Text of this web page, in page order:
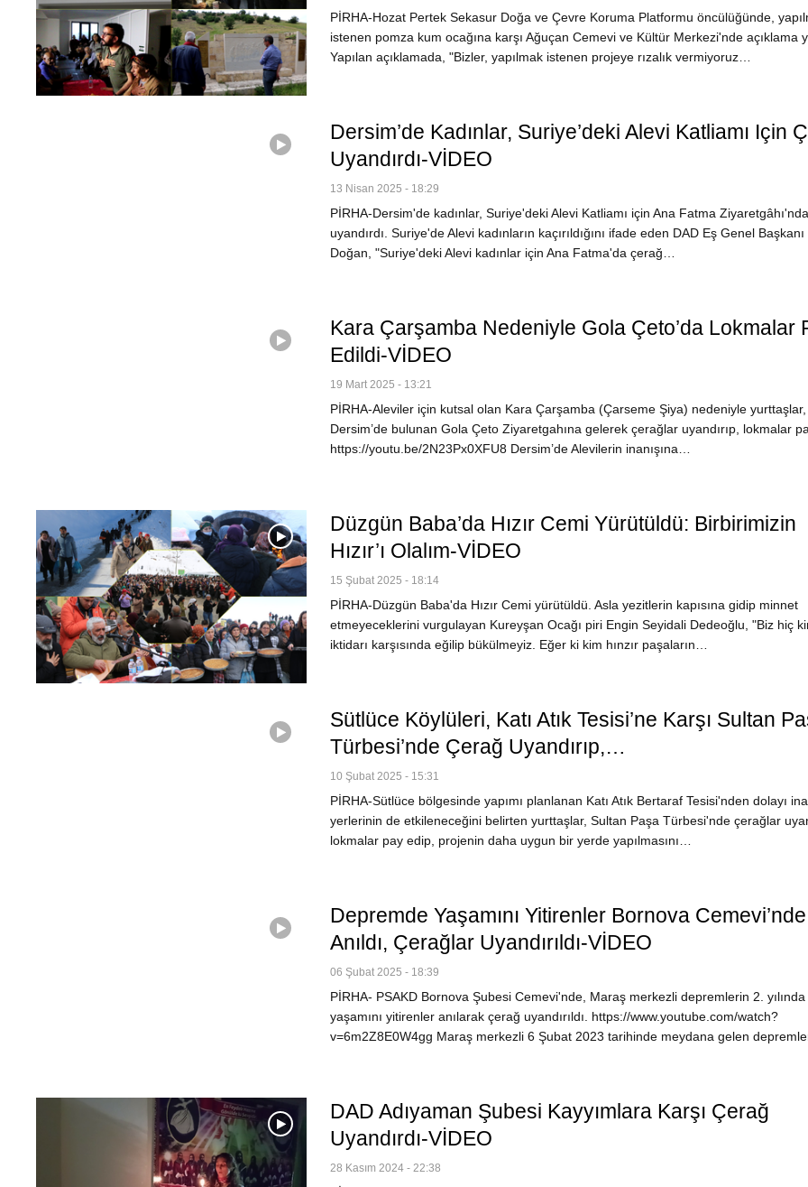
PİRHA-Hozat Pertek Sekasur Doğa ve Çevre Koruma Platformu öncülüğünde,
istenen pomza kum ocağına karşı Ağuçan Cemevi ve Kültür Merkezi'nde açıklama
Yapılan açıklamada, "Bizler, yapılmak istenen projeye rızalık vermiyoruz…
Dersim’de Kadınlar, Suriye’deki Alevi Katliamı Için
Uyandırdı-VİDEO
13 Nisan 2025 - 18:29
PİRHA-Dersim'de kadınlar, Suriye'deki Alevi Katliamı için Ana Fatma
uyandırdı. Suriye'de Alevi kadınların kaçırıldığını ifade eden DAD Eş Genel
Doğan, "Suriye'deki Alevi kadınlar için Ana Fatma'da çerağ…
Kara Çarşamba Nedeniyle Gola Çeto’da Lokmalar
Edildi-VİDEO
19 Mart 2025 - 13:21
PİRHA-Aleviler için kutsal olan Kara Çarşamba (Çarseme Şiya) nedeniyle yurttaşlar,
Dersim’de bulunan Gola Çeto Ziyaretgahına gelerek çerağlar uyandırıp, lokmalar
https://youtu.be/2N23Px0XFU8 Dersim’de Alevilerin inanışına…
Düzgün Baba’da Hızır Cemi Yürütüldü: Birbirimizin
Hızır’ı Olalım-VİDEO
15 Şubat 2025 - 18:14
PİRHA-Düzgün Baba'da Hızır Cemi yürütüldü. Asla yezitlerin kapısına gidip minnet
etmeyeceklerini vurgulayan Kureyşan Ocağı piri Engin Seyidali Dedeoğlu, "Biz hiç
iktidarı karşısında eğilip bükülmeyiz. Eğer ki kim hınzır paşaların…
Sütlüce Köylüleri, Katı Atık Tesisi’ne Karşı Sultan
Türbesi’nde Çerağ Uyandırıp,…
10 Şubat 2025 - 15:31
PİRHA-Sütlüce bölgesinde yapımı planlanan Katı Atık Bertaraf Tesisi'nden dolayı
yerlerinin de etkileneceğini belirten yurttaşlar, Sultan Paşa Türbesi'nde çerağlar
lokmalar pay edip, projenin daha uygun bir yerde yapılmasını…
Depremde Yaşamını Yitirenler Bornova Cemevi’nde
Anıldı, Çerağlar Uyandırıldı-VİDEO
06 Şubat 2025 - 18:39
PİRHA- PSAKD Bornova Şubesi Cemevi'nde, Maraş merkezli depremlerin 2. yılında
yaşamını yitirenler anılarak çerağ uyandırıldı. https://www.youtube.com/watch?
v=6m2Z8E0W4gg Maraş merkezli 6 Şubat 2023 tarihinde meydana gelen
DAD Adıyaman Şubesi Kayyımlara Karşı Çerağ
Uyandırdı-VİDEO
28 Kasım 2024 - 22:38